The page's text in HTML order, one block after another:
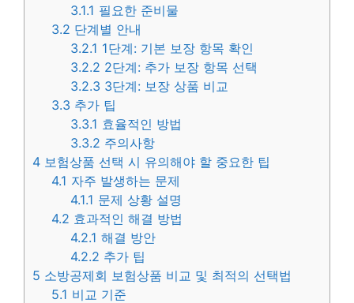
3.1.1 필요한 준비물
3.2 단계별 안내
3.2.1 1단계: 기본 보장 항목 확인
3.2.2 2단계: 추가 보장 항목 선택
3.2.3 3단계: 보장 상품 비교
3.3 추가 팁
3.3.1 효율적인 방법
3.3.2 주의사항
4 보험상품 선택 시 유의해야 할 중요한 팁
4.1 자주 발생하는 문제
4.1.1 문제 상황 설명
4.2 효과적인 해결 방법
4.2.1 해결 방안
4.2.2 추가 팁
5 소방공제회 보험상품 비교 및 최적의 선택법
5.1 비교 기준